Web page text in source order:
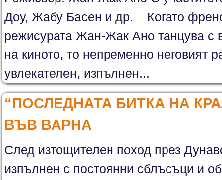
Доу, Жабу Басен и др. Когато
режисурата Жан-Жак Ано танцува с
на киното, то непременно неговият
увлекателен, изпълнен...
“ПОСЛЕДНАТА БИТКА НА
ВЪВ ВАРНА
След изтощителен поход през
изпълнен с постоянни сблъсъци и